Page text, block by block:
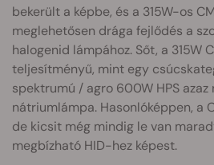
bekerült a képbe, és a 315W-os
meglehetősen drága fejlődés a
halogenid lámpához. Sőt, a 315W
teljesítményű, mint egy
spektrumú / agro 600W HPS azaz
nátriumlámpa. Hasonlóképpen, a
de kicsit még mindig le van
megbízható HID-hez képest.